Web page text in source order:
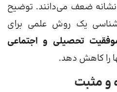
نشانه ضعف می‌دانند. توضیح
یک روش علمی برای
تحصیلی و اجتماعی
را کاهش دهد.